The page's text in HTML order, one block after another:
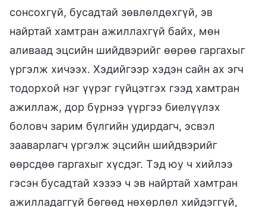
сонсохгүй, бусадтай зөвлөлдөхгүй, эв
найртай хамтран ажиллахгүй байх, мөн
аливаад эцсийн шийдвэрийг өөрөө гаргахыг
үргэлж хичээх. Хэдийгээр хэдэн сайн ах эгч
тодорхой нэг үүрэг гүйцэтгэх гээд хамтран
ажиллаж, дор бүрнээ үүргээ биелүүлэх
боловч зарим бүлгийн удирдагч, эсвэл
зааварлагч үргэлж эцсийн шийдвэрийг
өөрсдөө гаргахыг хүсдэг. Тэд юу ч хийлээ
гэсэн бусадтай хэзээ ч эв найртай хамтран
ажилладаггүй бөгөөд нөхөрлөл хийдэггүй,